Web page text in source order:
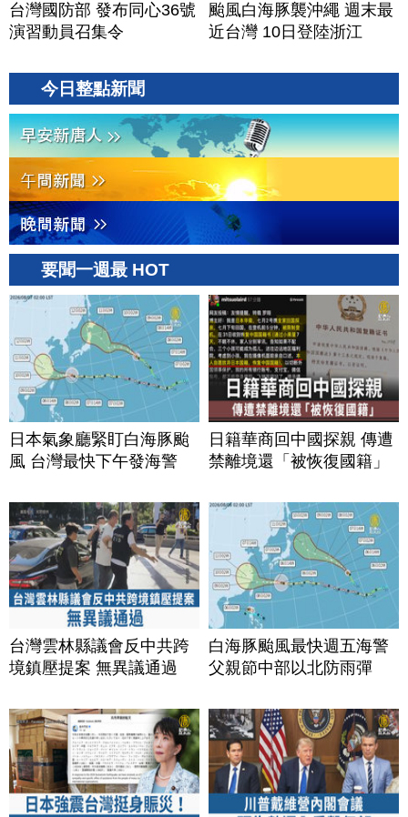
台灣國防部 發布同心36號
演習動員召集令
颱風白海豚襲沖繩 週末最
近台灣 10日登陸浙江
今日整點新聞
要聞一週最 HOT
日本氣象廳緊盯白海豚颱
風 台灣最快下午發海警
日籍華商回中國探親 傳遭
禁離境還「被恢復國籍」
台灣雲林縣議會反中共跨
境鎮壓提案 無異議通過
白海豚颱風最快週五海警
父親節中部以北防雨彈